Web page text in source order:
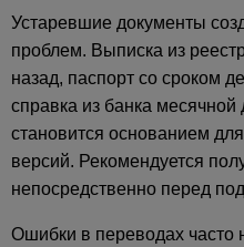
Устаревшие документы
проблем. Выписка из
назад, паспорт со сроком
справка из банка
становится основанием
версий. Рекомендуется
непосредственно перед
Ошибки в переводах часто